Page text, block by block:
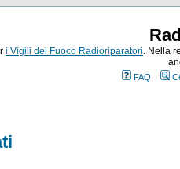
i Vigili del Fuoco Radioriparatori. Nella
FAQ